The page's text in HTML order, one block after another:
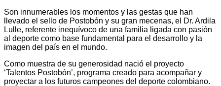
Son innumerables los momentos y las gestas que han
llevado el sello de Postobón y su gran mecenas, el Dr. Ardila
Lulle, referente inequívoco de una familia ligada con pasión
al deporte como base fundamental para el desarrollo y la
imagen del país en el mundo.
Como muestra de su generosidad nació el proyecto
‘Talentos Postobón’, programa creado para acompañar y
proyectar a los futuros campeones del deporte colombiano.